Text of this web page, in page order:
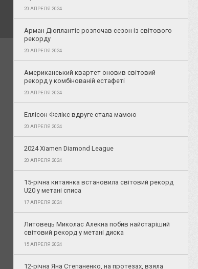
20 АПРЕЛЯ 2024
Арман Дюплантіс розпочав сезон із світового
рекорду
20 АПРЕЛЯ 2024
Американський квартет оновив світовий
рекорд у комбінованій естафеті
20 АПРЕЛЯ 2024
Еллісон Фелікс вдруге стала мамою
20 АПРЕЛЯ 2024
2024 Xiamen Diamond League
20 АПРЕЛЯ 2024
15-річна китаянка встановила світовий рекорд
U20 у метані списа
17 АПРЕЛЯ 2024
Литовець Миколас Алекна побив найстаріший
світовий рекорд у метані диска
15 АПРЕЛЯ 2024
12-річна Яна Степаненко, на протезах, взяла